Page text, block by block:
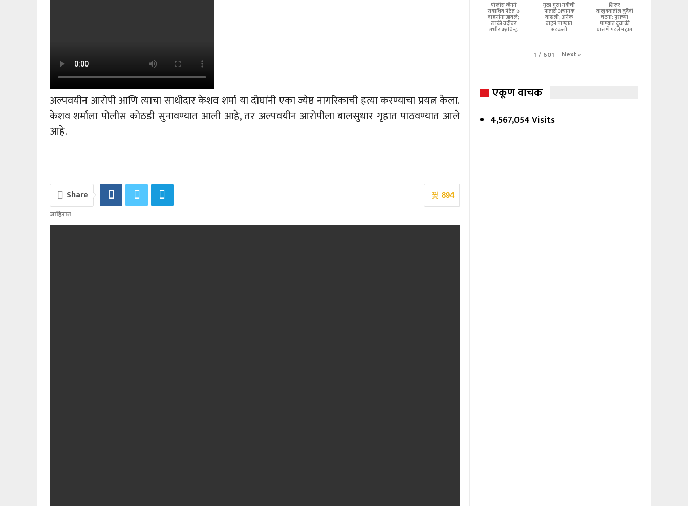
अल्पवयीन आरोपी आणि त्याचा साथीदार केशव शर्मा या दोघांनी एका ज्येष्ठ नागरिकाची हत्या करण्याचा प्रयत्न केला.
केशव शर्माला पोलीस कोठडी सुनावण्यात आली आहे, तर अल्पवयीन आरोपीला बालसुधार गृहात पाठवण्यात आले
आहे.
894
Share
जाहिरात
पोलीस व्हॅनने
सदाशिव पेठेत ७
वाहनांना उडवले;
खाकी वर्दीवर
गंभीर प्रश्नचिन्ह
मुळा-मुठा नदीची
पातळी अचानक
वाढली; अनेक
वाहने पाण्यात
अडकली
शिरूर
तालुक्यातील दुर्दैवी
घटना: पुराच्या
पाण्यात दुचाकी
घालणे पडले महाग
1 / 601 Next»
एकूण वाचक
4,567,054 Visits